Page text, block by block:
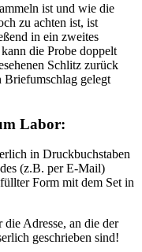
ist und wie die
zu achten ist, ist
in ein zweites
die Probe doppelt
Schlitz zurück
Briefumschlag gelegt
Labor:
in Druckbuchstaben
(z.B. per E-Mail)
Form mit dem Set in
Adresse, an die der
geschrieben sind!